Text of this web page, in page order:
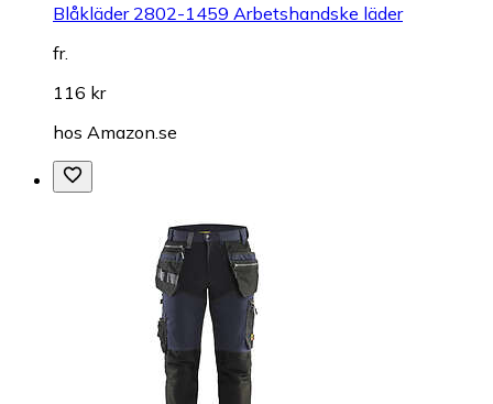
Blåkläder 2802-1459 Arbetshandske läder
fr.
116 kr
hos Amazon.se